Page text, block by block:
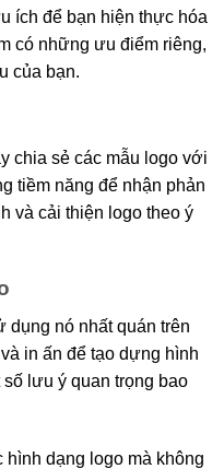
ích để bạn hiện thực hóa
có những ưu điểm riêng,
của bạn.
chia sẻ các mẫu logo với
tiềm năng để nhận phản
và cải thiện logo theo ý
dụng nó nhất quán trên
in ấn để tạo dựng hình
lưu ý quan trọng bao
hình dạng logo mà không